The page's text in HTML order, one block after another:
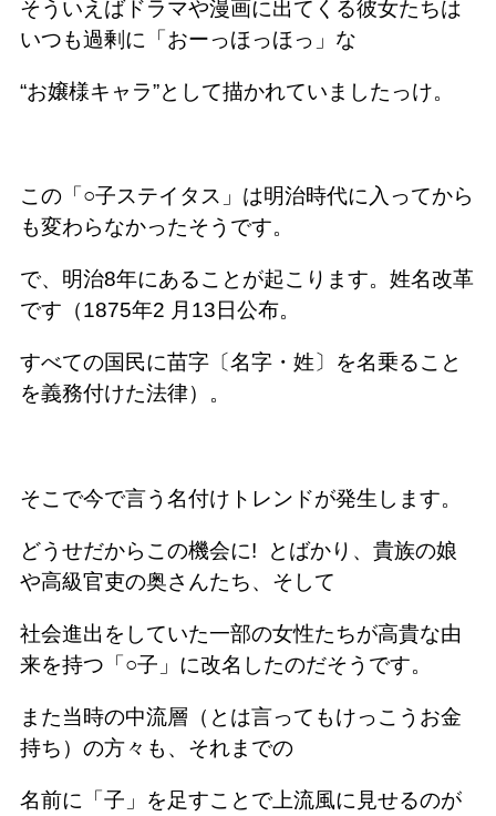
そういえばドラマや漫画に出てくる彼女たちは
いつも過剰に「おーっほっほっ」な
“お嬢様キャラ”として描かれていましたっけ。
この「○子ステイタス」は明治時代に入ってから
も変わらなかったそうです。
で、明治8年にあることが起こります。姓名改革
です（1875年2 月13日公布。
すべての国民に苗字〔名字・姓〕を名乗ること
を義務付けた法律）。
そこで今で言う名付けトレンドが発生します。
どうせだからこの機会に!
とばかり、貴族の娘
や高級官吏の奥さんたち、そして
社会進出をしていた一部の女性たちが高貴な由
来を持つ「○子」に改名したのだそうです。
また当時の中流層（とは言ってもけっこうお金
持ち）の方々も、それまでの
名前に「子」を足すことで上流風に見せるのが